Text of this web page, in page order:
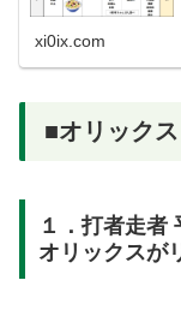
xi0ix.com
■オリック
１．打者走者
オリックスが